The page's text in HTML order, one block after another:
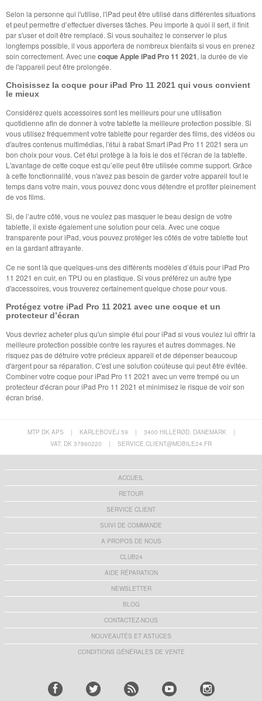
Selon la personne qui l'utilise, l'iPad peut être utilisé dans différentes situations
et peut permettre d’effectuer diverses tâches. Peu importe à quoi il sert, il finit
par s'user et doit être remplacé. Si vous souhaitez le conserver le plus
longtemps possible, il vous apportera de nombreux bienfaits si vous en prenez
soin correctement. Avec une coque Apple iPad Pro 11 2021, la durée de vie
de l'appareil peut être prolongée.
Choisissez la coque pour iPad Pro 11 2021 qui vous convient
le mieux
Considérez quels accessoires sont les meilleurs pour une utilisation
quotidienne afin de donner à votre tablette la meilleure protection possible. Si
vous utilisez fréquemment votre tablette pour regarder des films, des vidéos ou
d'autres contenus multimédias, l'étui à rabat Smart iPad Pro 11 2021 sera un
bon choix pour vous. Cet étui protège à la fois le dos et l'écran de la tablette.
L'avantage de cette coque est qu’elle peut être utilisée comme support. Grâce
à cette fonctionnalité, vous n'avez pas besoin de garder votre appareil tout le
temps dans votre main, vous pouvez donc vous détendre et profiter pleinement
de vos films.
Si, de l’autre côté, vous ne voulez pas masquer le beau design de votre
tablette, il existe également une solution pour cela. Avec une coque
transparente pour iPad, vous pouvez protéger les côtés de votre tablette tout
en la gardant attrayante.
Ce ne sont là que quelques-uns des différents modèles d’étuis pour iPad Pro
11 2021 en cuir, en TPU ou en plastique. Si vous préférez un autre type
d'accessoires, vous trouverez certainement quelque chose pour vous.
Protégez votre iPad Pro 11 2021 avec une coque et un
protecteur d’écran
Vous devriez acheter plus qu'un simple étui pour iPad si vous voulez lui offrir la
meilleure protection possible contre les rayures et autres dommages. Ne
risquez pas de détruire votre précieux appareil et de dépenser beaucoup
d'argent pour sa réparation. C'est une solution coûteuse qui peut être évitée.
Combiner votre coque pour iPad Pro 11 2021 avec un verre trempé ou un
protecteur d'écran pour iPad Pro 11 2021 et minimisez le risque de voir son
écran brisé.
MTP DK APS | KARLEBOVEJ 59 | 3400 HILLERØD, DANEMARK
|
VAT: DK 37860220
| SERVICE.CLIENT@MOBILE24.FR
ACCUEIL
RETOUR
SERVICE CLIENT
SUIVI DE COMMANDE
A PROPOS DE NOUS
CLUB24
AIDE RÉPARATION
NEWSLETTER
BLOG
CONTACTEZ-NOUS
NOUVEAUTÉS ET ASTUCES
CONDITIONS GÉNÉRALES DE VENTE